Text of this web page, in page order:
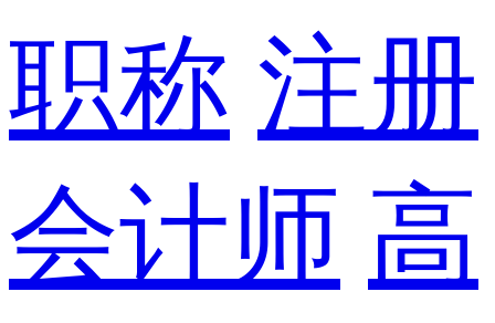
职称 注册
会计师 高